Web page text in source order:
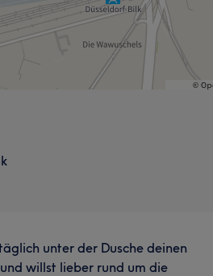
unter der Dusche deinen
willst lieber rund um die